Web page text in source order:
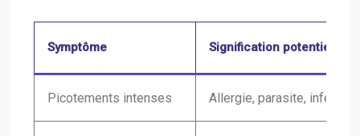
Symptôme Signification potentielle
Picotements intenses Allergie, parasite, infection